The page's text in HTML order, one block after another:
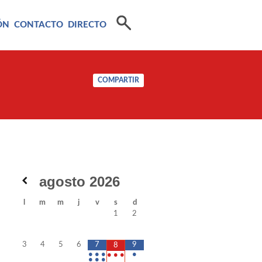
CONTACTO DIRECTO
COMPARTIR
agosto 2026
m m j v s
d
1
2
3 4 5 6
7
• • •
• • •
8
• • •
9
•